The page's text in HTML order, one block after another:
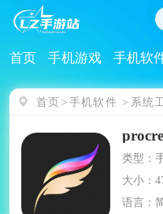
首页 手机游戏 手机软
首页 手机软件 系统
类型：
大小：
语言：